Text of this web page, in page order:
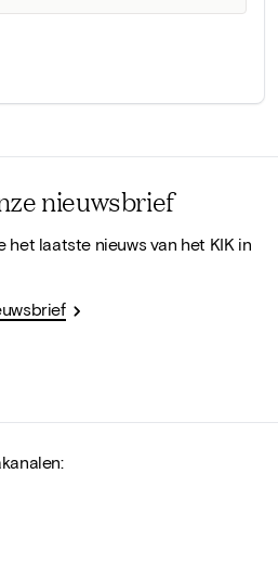
nieuwsbrief
het laatste nieuws van het KIK in